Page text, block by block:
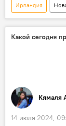
Ирландия
Россия
Дания
отец Муслима
Общество
Какой сегодня
Кямаля
14 июля 2024,